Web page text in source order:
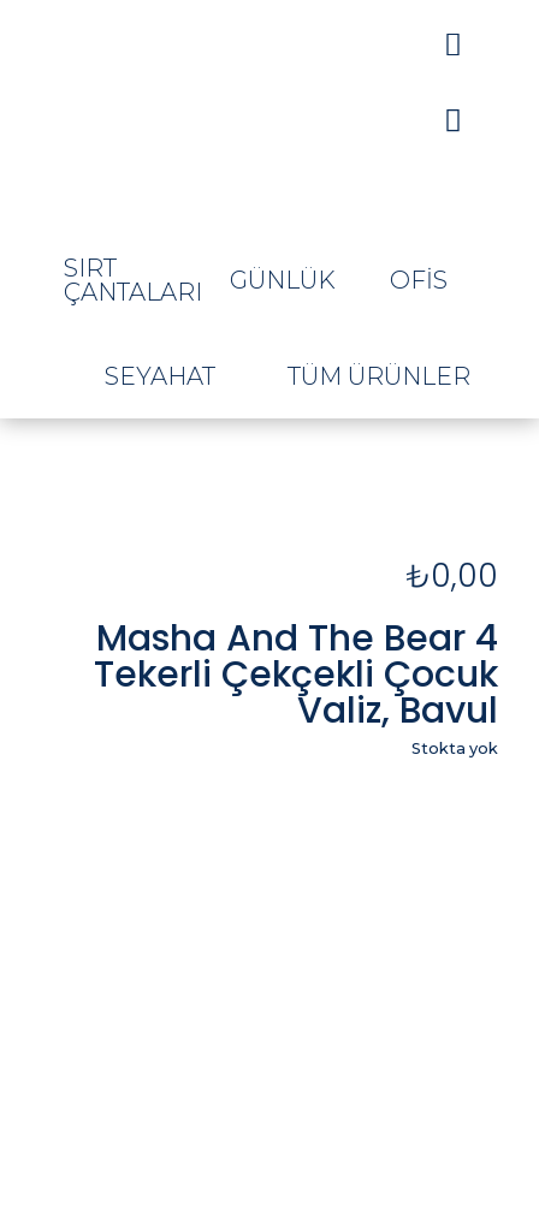


SIRT
ÇANTALARI
GÜNLÜK OFIS
SEYAHAT TÜM ÜRÜNLER
₺0,00
Masha And The Bear 4
Tekerli Çekçekli Çocuk
Valiz, Bavul
Stokta yok